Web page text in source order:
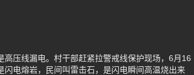
压线漏电。村干部赶紧拉警戒线保护现场，6月16
电熔岩，民间叫雷击石，是闪电瞬间高温烧出来